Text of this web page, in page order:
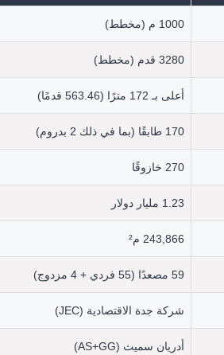
1000 م (مخطط)
3280 قدم (مخطط)
أعلى بـ 172 مترًا (563.46 قدمًا)
170 طابقًا (بما في ذلك 2 بدروم)
270 خازوقًا
1.23 مليار دولار
243,866 م²
59 مصعدًا (55 فردي + 4 مزدوج)
شركة جدة الاقتصادية (JEC)
أدريان سميث (AS+GG)